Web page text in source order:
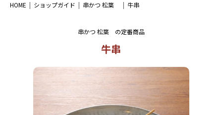
HOME ショップガイド 串かつ 松葉 牛串
串かつ 松葉 の定番商品
牛串